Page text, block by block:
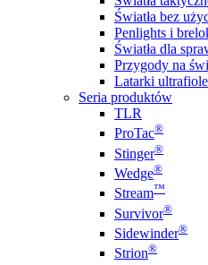
Światła bez
Penlights i
Światła dla
Przygody na
Latarki
Seria produktów
TLR
ProTac®
Stinger®
Wedge®
Stream™
Survivor®
Sidewinder®
Strion®